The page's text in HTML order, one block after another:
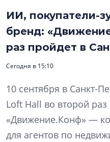
ИИ, покупатели-
бренд:
раз пройдет в
Сегодня в 15:10
10 сентября в Санкт-
Loft Hall во второй раз
«Движение.Конф» —
для агентов по